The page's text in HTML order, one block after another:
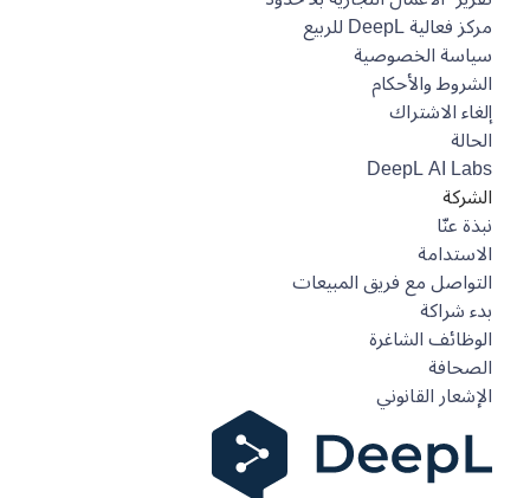
مركز فعالية DeepL للربيع
سياسة الخصوصية
الشروط والأحكام
إلغاء الاشتراك
الحالة
DeepL AI Labs
الشركة
نبذة عنّا
الاستدامة
التواصل مع فريق المبيعات
بدء شراكة
الوظائف الشاغرة
الصحافة
الإشعار القانوني